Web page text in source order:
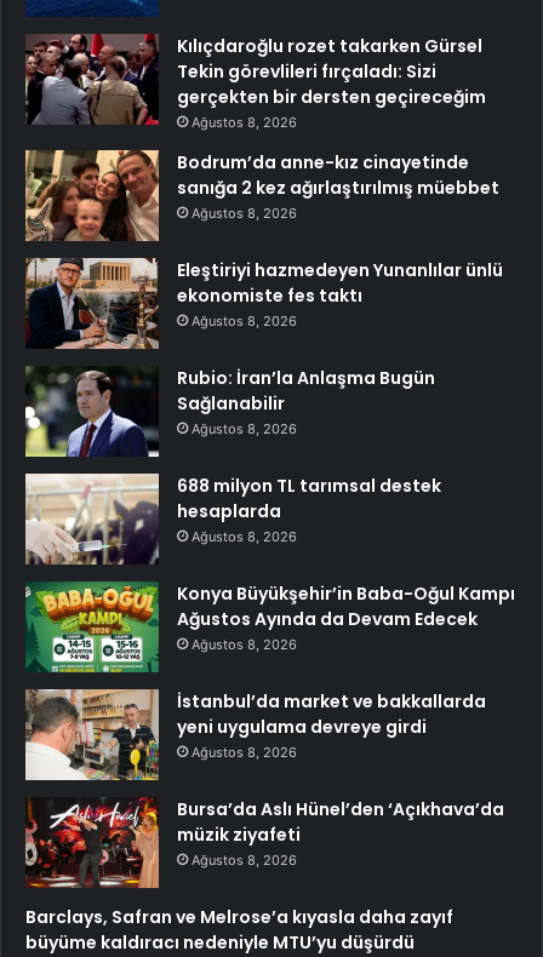
Kılıçdaroğlu rozet takarken Gürsel
Tekin görevlileri fırçaladı: Sizi
gerçekten bir dersten geçireceğim
Ağustos 8, 2026
Bodrum’da anne-kız cinayetinde
sanığa 2 kez ağırlaştırılmış müebbet
Ağustos 8, 2026
Eleştiriyi hazmedeyen Yunanlılar ünlü
ekonomiste fes taktı
Ağustos 8, 2026
Rubio: İran’la Anlaşma Bugün
Sağlanabilir
Ağustos 8, 2026
688 milyon TL tarımsal destek
hesaplarda
Ağustos 8, 2026
Konya Büyükşehir’in Baba-Oğul Kampı
Ağustos Ayında da Devam Edecek
Ağustos 8, 2026
İstanbul’da market ve bakkallarda
yeni uygulama devreye girdi
Ağustos 8, 2026
Bursa’da Aslı Hünel’den ‘Açıkhava’da
müzik ziyafeti
Ağustos 8, 2026
Barclays, Safran ve Melrose’a kıyasla daha zayıf
büyüme kaldıracı nedeniyle MTU’yu düşürdü